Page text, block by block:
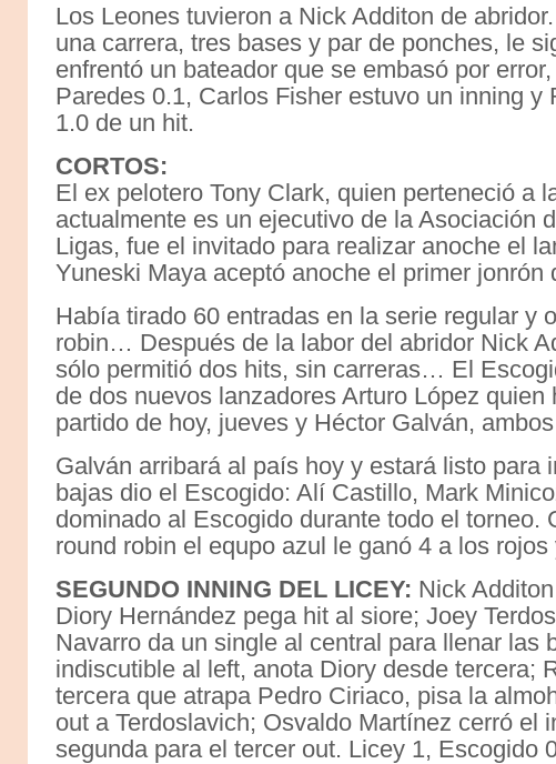
Los Leones tuvieron a Nick Additon de
una carrera, tres bases y par de ponches, le
enfrentó un bateador que se embasó por
Paredes 0.1, Carlos Fisher estuvo un inning
1.0 de un hit.
CORTOS:
El ex pelotero Tony Clark, quien perteneció a
actualmente es un ejecutivo de la Asociación
Ligas, fue el invitado para realizar anoche el
Yuneski Maya aceptó anoche el primer jonrón
Había tirado 60 entradas en la serie regular y
robin… Después de la labor del abridor Nick
sólo permitió dos hits, sin carreras… El
de dos nuevos lanzadores Arturo López
partido de hoy, jueves y Héctor Galván,
Galván arribará al país hoy y estará listo
bajas dio el Escogido: Alí Castillo, Mark
dominado al Escogido durante todo el torneo.
round robin el equpo azul le ganó 4 a los
SEGUNDO INNING DEL LICEY: Nick
Diory Hernández pega hit al siore; Joey
Navarro da un single al central para llenar las
indiscutible al left, anota Diory desde tercera;
tercera que atrapa Pedro Ciriaco, pisa la
out a Terdoslavich; Osvaldo Martínez cerró el
segunda para el tercer out. Licey 1, Escogido